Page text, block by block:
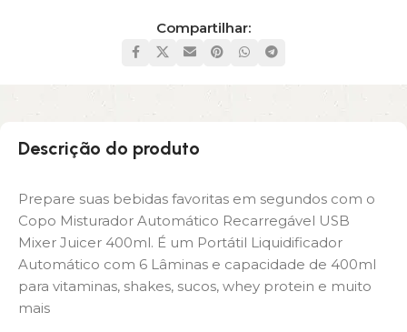
Compartilhar:
Descrição do produto
Prepare suas bebidas favoritas em segundos com o
Copo Misturador Automático Recarregável USB
Mixer Juicer 400ml. É um Portátil Liquidificador
Automático com 6 Lâminas e capacidade de 400ml
para vitaminas, shakes, sucos, whey protein e muito
mais